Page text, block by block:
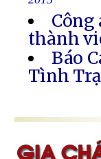
thành
Báo
Tình